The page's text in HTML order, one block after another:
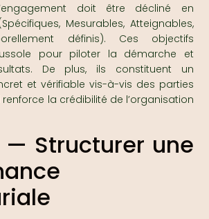
doit être décliné en
Mesurables, Atteignables,
définis). Ces objectifs
pour piloter la démarche et
De plus, ils constituent un
et vérifiable vis-à-vis des parties
la crédibilité de l’organisation
— Structurer une